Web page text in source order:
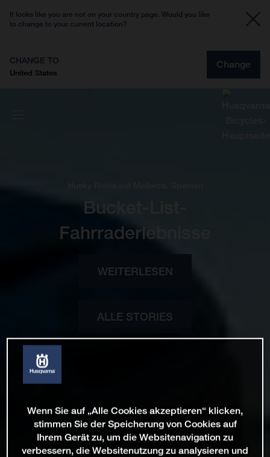
It looks like you are not on your country page. Would you like
to change to your current location?
CHANGE TO
United States
Change
Bucket-List-
Fahrraderlebnisse
WEITERLESEN
ALLE STORIES
Wenn Sie auf „Alle Cookies akzeptieren“ klicken,
stimmen Sie der Speicherung von Cookies auf
Ihrem Gerät zu, um die Websitenavigation zu
verbessern, die Websitenutzung zu analysieren und